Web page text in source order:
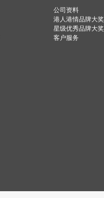
公司资料
港人港情品牌大奖
星级优秀品牌大奖
客户服务